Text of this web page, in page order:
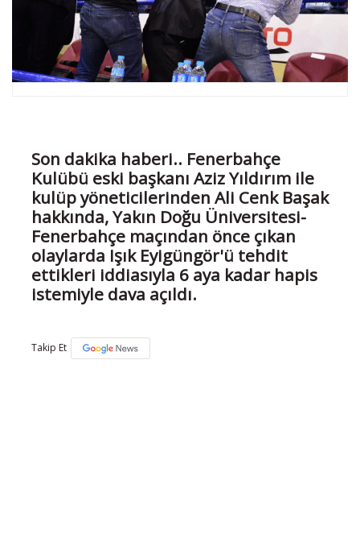
Son dakika haberi.. Fenerbahçe
Kulübü eski başkanı Aziz Yıldırım ile
kulüp yöneticilerinden Ali Cenk Başak
hakkında, Yakın Doğu Üniversitesi-
Fenerbahçe maçından önce çıkan
olaylarda Işık Eyigüngör'ü tehdit
ettikleri iddiasıyla 6 aya kadar hapis
istemiyle dava açıldı.
Takip Et